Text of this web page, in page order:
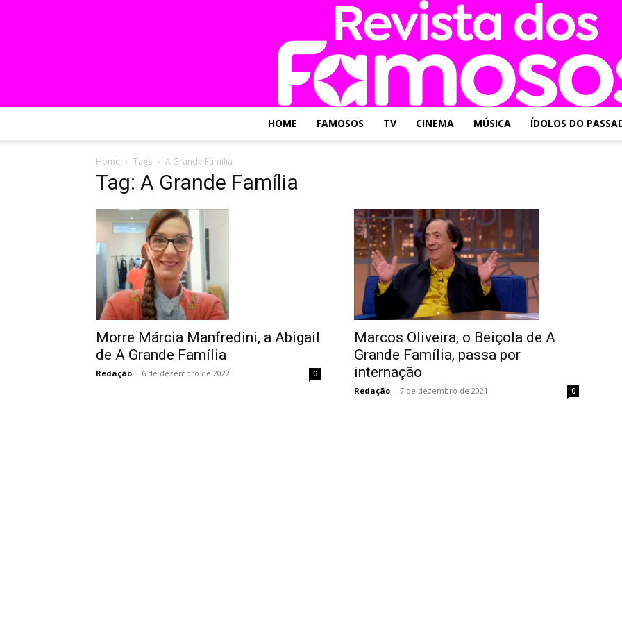
dos
Famosos
HOME FAMOSOS TV CINEMA MÚSICA ÍDOLOS DO
Home Tags A Grande Família
Tag: A Grande Família
Morre Márcia Manfredini, a Abigail
de A Grande Família
Redação - 6 de dezembro de 2022 0
Marcos Oliveira, o Beiçola de A
Grande Família, passa por
internação
Redação - 7 de dezembro de 2021 0